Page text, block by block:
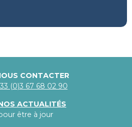
CONTACTER
(0)3 67 68 02 90
ACTUALITÉS
être à jour